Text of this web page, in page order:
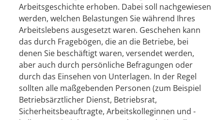
Arbeitsgeschichte erhoben. Dabei soll nachgewiesen
werden, welchen Belastungen Sie während Ihres
Arbeitslebens ausgesetzt waren. Geschehen kann
das durch Fragebögen, die an die Betriebe, bei
denen Sie beschäftigt waren, versendet werden,
aber auch durch persönliche Befragungen oder
durch das Einsehen von Unterlagen. In der Regel
sollten alle maßgebenden Personen (zum Beispiel
Betriebsärztlicher Dienst, Betriebsrat,
Sicherheitsbeauftragte, Arbeitskolleginnen und -